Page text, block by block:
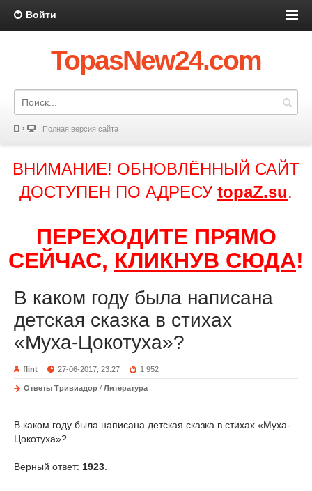
Войти
TopasNew24.com
Полная версия сайта
ВНИМАНИЕ! ОБНОВЛЁННЫЙ САЙТ
ДОСТУПЕН ПО АДРЕСУ topaZ.su.
ПЕРЕХОДИТЕ ПРЯМО
СЕЙЧАС, КЛИКНУВ СЮДА!
В каком году была написана
детская сказка в стихах
«Муха-Цокотуха»?
flint 27-06-2017, 23:27 1 952
Ответы Тривиадор / Литература
В каком году была написана детская сказка в стихах «Муха-
Цокотуха»?
Верный ответ: 1923